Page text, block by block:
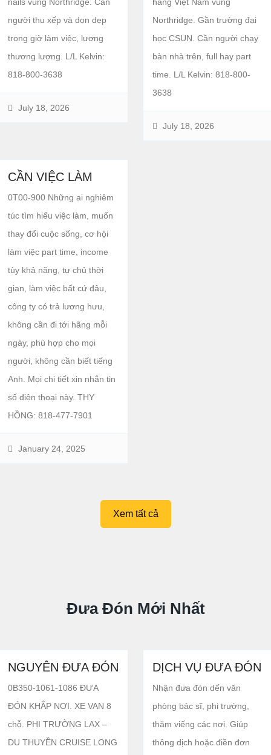
người thu xếp và dọn dẹp
trong giờ làm việc, lương
thương lượng. L/L Kelvin:
818-800-3638
July 18, 2026
Northridge. Gần trường đại
học CSUN. Cần người chạy
bàn nhà trên, full hay part
time. L/L Kelvin: 818-800-
3638
July 18, 2026
CẦN VIỆC LÀM
0T00-900 Những ai nghiêm
túc tìm hiểu việc làm, muốn
thay đổi cuộc sống, cơ hội
làm việc part time, income
tùy khả năng, tự chủ thời
gian, làm việc bất cứ đâu,
công ty có trả lương hưu,
không cần đi tới hãng mỗi
ngày, phù hợp cho mọi
người, không cần biết tiếng
Anh. Mọi chi tiết xin nhắn tin
số điện thoại này. THY
HỒNG: 818-477-7901
January 24, 2025
Xem tất cả
Đưa Đón Mới Nhất
NGUYÊN ĐƯA ĐÓN
0B350-1061-1086 ĐƯA
ĐÓN KHẮP NƠI. XE VAN 8
chỗ. PHI TRƯỜNG LAX –
DU THUYỀN CRUISE LONG
DỊCH VỤ ĐƯA ĐÓN
Nhận đưa đón dến văn
phòng bác sĩ, phi trường,
thăm viếng các nơi. Giúp
thông dịch hoặc điền đơn